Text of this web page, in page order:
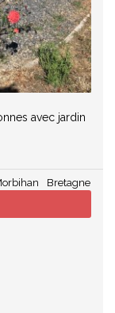
avec jardin
Bretagne